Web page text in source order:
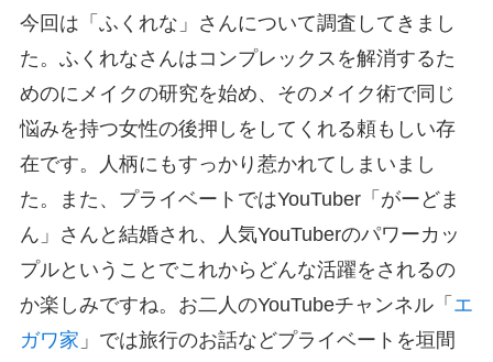
今回は「ふくれな」さんについて調査してきまし
た。ふくれなさんはコンプレックスを解消するた
めのにメイクの研究を始め、そのメイク術で同じ
悩みを持つ女性の後押しをしてくれる頼もしい存
在です。人柄にもすっかり惹かれてしまいまし
た。また、プライベートではYouTuber「がーどま
ん」さんと結婚され、人気YouTuberのパワーカッ
プルということでこれからどんな活躍をされるの
か楽しみですね。お二人のYouTubeチャンネル「 エ
ガワ家 」では旅行のお話などプライベートを垣間